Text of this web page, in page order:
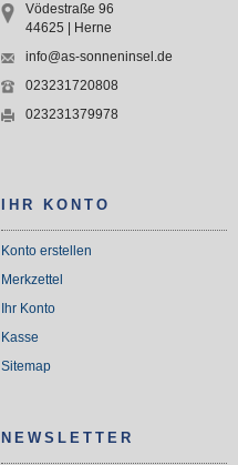
Vödestraße 96
44625 | Herne
info@as-sonneninsel.de
023231720808
023231379978
IHR KONTO
Konto erstellen
Merkzettel
Ihr Konto
Kasse
Sitemap
NEWSLETTER